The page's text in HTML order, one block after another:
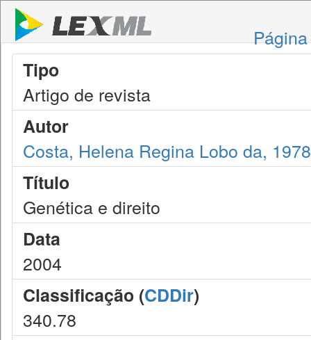
Tipo
Artigo de revista
Autor
Costa, Helena Regina Lobo da, 1978
Título
Genética e direito
Data
2004
Classificação (CDDir)
340.78